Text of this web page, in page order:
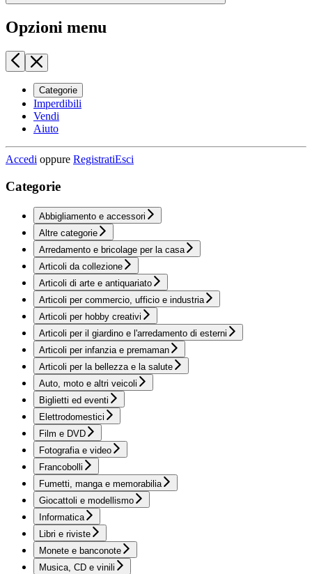
Opzioni menu
Categorie
Imperdibili
Vendi
Aiuto
Accedi oppure RegistratiEsci
Categorie
Abbigliamento e accessori
Altre categorie
Arredamento e bricolage per la casa
Articoli da collezione
Articoli di arte e antiquariato
Articoli per commercio, ufficio e industria
Articoli per hobby creativi
Articoli per il giardino e l'arredamento di esterni
Articoli per infanzia e premaman
Articoli per la bellezza e la salute
Auto, moto e altri veicoli
Biglietti ed eventi
Elettrodomestici
Film e DVD
Fotografia e video
Francobolli
Fumetti, manga e memorabilia
Giocattoli e modellismo
Informatica
Libri e riviste
Monete e banconote
Musica, CD e vinili